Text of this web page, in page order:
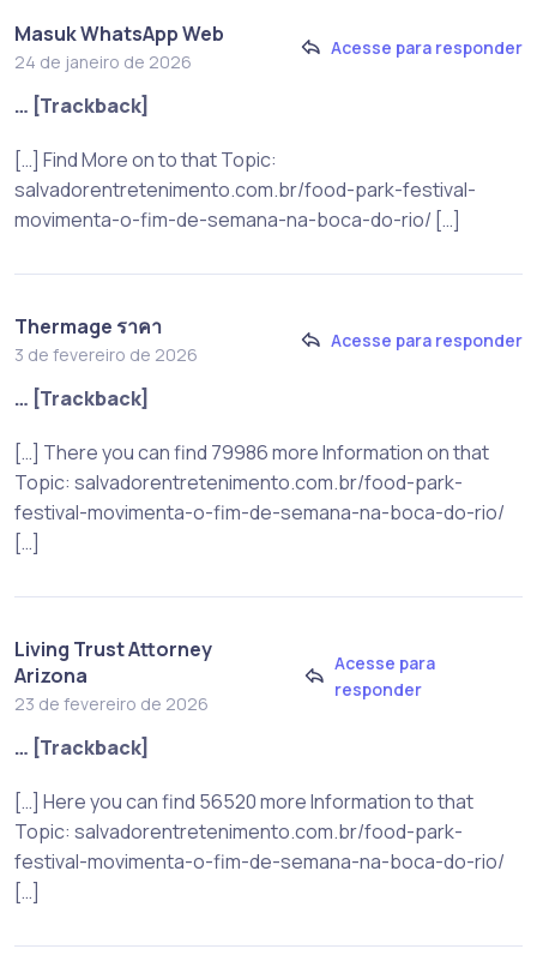
Masuk WhatsApp Web
24 de janeiro de 2026
Acesse para responder
… [Trackback]
[…] Find More on to that Topic:
salvadorentretenimento.com.br/food-park-festival-
movimenta-o-fim-de-semana-na-boca-do-rio/ […]
Thermage ราคา
3 de fevereiro de 2026
Acesse para responder
… [Trackback]
[…] There you can find 79986 more Information on that
Topic: salvadorentretenimento.com.br/food-park-
festival-movimenta-o-fim-de-semana-na-boca-do-rio/
[…]
Living Trust Attorney
Arizona
23 de fevereiro de 2026
Acesse para
responder
… [Trackback]
[…] Here you can find 56520 more Information to that
Topic: salvadorentretenimento.com.br/food-park-
festival-movimenta-o-fim-de-semana-na-boca-do-rio/
[…]